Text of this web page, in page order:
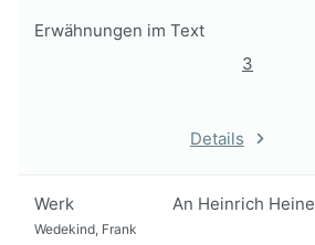
Erwähnungen im Text
3
Details
Werk An Heinrich Heine
Wedekind, Frank